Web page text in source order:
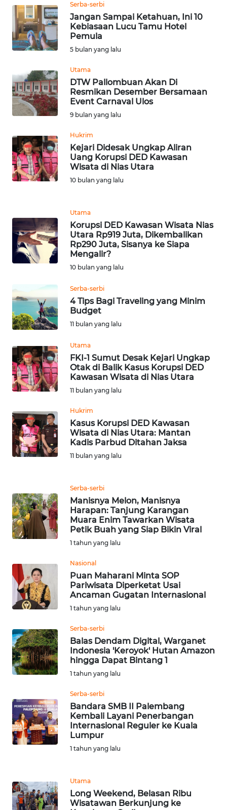
Serba-serbi
Jangan Sampai Ketahuan, Ini 10
Kebiasaan Lucu Tamu Hotel
Pemula
5 bulan yang lalu
Utama
DTW Pallombuan Akan Di
Resmikan Desember Bersamaan
Event Carnaval Ulos
9 bulan yang lalu
Hukrim
Kejari Didesak Ungkap Aliran
Uang Korupsi DED Kawasan
Wisata di Nias Utara
10 bulan yang lalu
Utama
Korupsi DED Kawasan Wisata Nias
Utara Rp919 Juta, Dikembalikan
Rp290 Juta, Sisanya ke Siapa
Mengalir?
10 bulan yang lalu
Serba-serbi
4 Tips Bagi Traveling yang Minim
Budget
11 bulan yang lalu
Utama
FKI-1 Sumut Desak Kejari Ungkap
Otak di Balik Kasus Korupsi DED
Kawasan Wisata di Nias Utara
11 bulan yang lalu
Hukrim
Kasus Korupsi DED Kawasan
Wisata di Nias Utara: Mantan
Kadis Parbud Ditahan Jaksa
11 bulan yang lalu
Serba-serbi
Manisnya Melon, Manisnya
Harapan: Tanjung Karangan
Muara Enim Tawarkan Wisata
Petik Buah yang Siap Bikin Viral
1 tahun yang lalu
Nasional
Puan Maharani Minta SOP
Pariwisata Diperketat Usai
Ancaman Gugatan Internasional
1 tahun yang lalu
Serba-serbi
Balas Dendam Digital, Warganet
Indonesia 'Keroyok' Hutan Amazon
hingga Dapat Bintang 1
1 tahun yang lalu
Serba-serbi
Bandara SMB II Palembang
Kembali Layani Penerbangan
Internasional Reguler ke Kuala
Lumpur
1 tahun yang lalu
Utama
Long Weekend, Belasan Ribu
Wisatawan Berkunjung ke
WN
PAPUA
BARAT
RIAU
WN
SERAMBI
WN
JAMBI
WN
NTB
WN
SULTENG
SULBAR
WN
WN
SUMBAR
SUMSEL
WN
BENGKULU
WN
JATENG
WN
JOGJA
JATIM
WN
BALI
WN
KALBAR
WN
KALTENG
KALTARA